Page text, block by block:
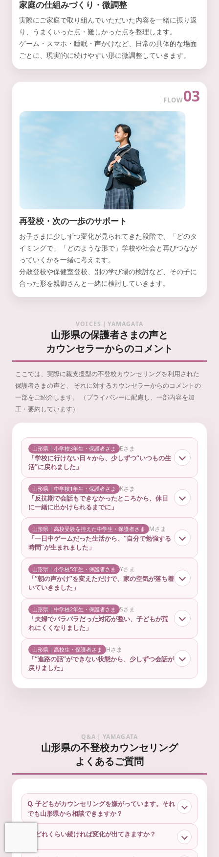
家庭の仕組みづくり・微調整
実際にご家庭で取り組んでいただいた内容を一緒に振り返
り、うまくいった点・難しかった点を整理します。
ゲーム・スマホ・睡眠・声かけなど、日常の具体的な場面
ごとに、現実的に続けやすい形に微調整していきます。
FLOW03
再登校・次の一歩のサポート
お子さまに少しずつ変化が見られてきた段階で、「どのタ
イミングで」「どのような形で」学校や社会と再びつなが
っていくかを一緒に考えます。
分散登校や保健室登校、別の学び場の検討など、その子に
合った形を親御さんと一緒に検討していきます。
VOICES｜YAMAGATA
山形県の保護者さまの声と
カウンセラーからのコメント
ここでは、実際に親支援型の不登校カウンセリングを利用された
保護者さまの声と、
それに対するカウンセラーからのコメントの
一部をご紹介します。
（プライバシーに配慮し、一部内容を加
工・要約しています）
山形県｜小学校3年生・保護者さま Eさま
「学校に行けない日々から、少しずつ“いつもの生
活”に戻れました」
山形県｜中学校1年生・保護者さま Kさま
「反抗期で会話もできなかったところから、休日
に一緒に出かけられるまでに」
山形県｜高校受験を控えた中学生・保護者さま Mさま
「一日中ゲームだった生活から、“自分で勉強する
時間”が生まれました」
山形県｜小学校5年生・保護者さま Yさま
「“朝の声かけ”を変えただけで、家の空気が落ち着
いていきました」
山形県｜中学校2年生・保護者さま Sさま
「夫婦でバラバラだった対応が整い、子どもが荒
れにくくなりました」
山形県｜高校生・保護者さま Hさま
「“進路の話”ができない状態から、少しずつ会話が
戻りました」
Q&A｜YAMAGATA
山形県の不登校カウンセリング
よくあるご質問
Q. 子どもがカウンセリングを嫌がっています。それ
でも山形県から相談できますか？
Q. どれくらい続ければ変化が出てきますか？